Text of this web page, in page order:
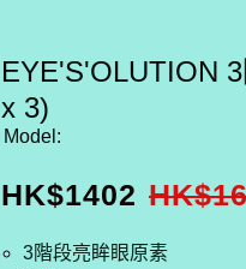
EYE'S'OLUTION
x 3)
Model:
HK$1402 HK$
3階段亮眸眼原素